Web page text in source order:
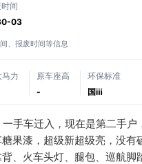
间
03
、报废时间等信息
力
原车座高
-
环保标准
国ⅲ
手车迁入，现在是第二手户
果漆，超级新超级亮，没有
、火车头灯、腿包、巡航脚